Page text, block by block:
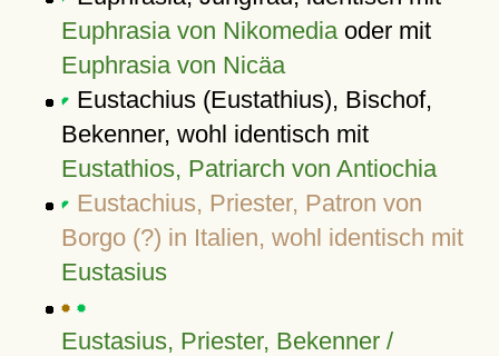
Euphrasia von Nikomediaoder mit
Euphrasia von Nicäa
Eustachius (Eustathius), Bischof,
Bekenner, wohl identisch mit
Eustathios, Patriarch von Antiochia
Eustachius, Priester, Patron von
Borgo (?) in Italien, wohl identisch mit
Eustasius
Eustasius, Priester, Bekenner /